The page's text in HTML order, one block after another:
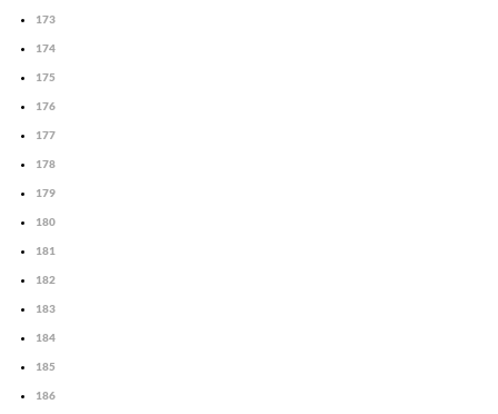
173
174
175
176
177
178
179
180
181
182
183
184
185
186